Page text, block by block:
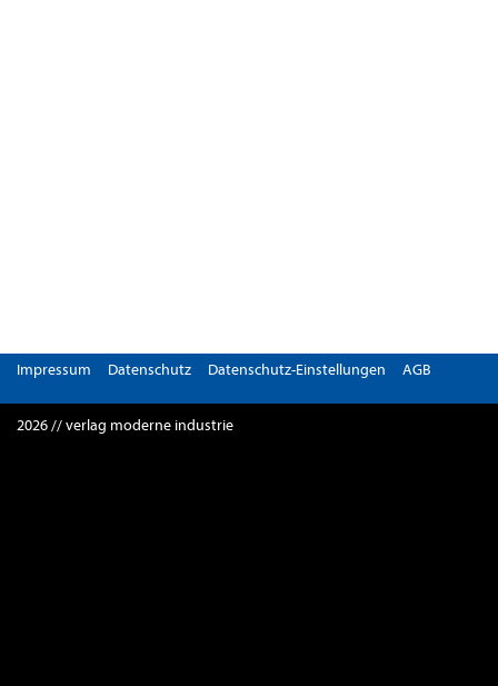
Impressum Datenschutz Datenschutz-Einstellungen AGB
2026 // verlag moderne industrie